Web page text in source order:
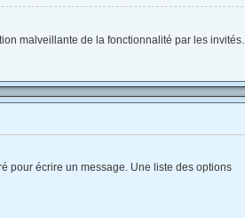
malveillante de la fonctionnalité par les invités.
pour écrire un message. Une liste des options